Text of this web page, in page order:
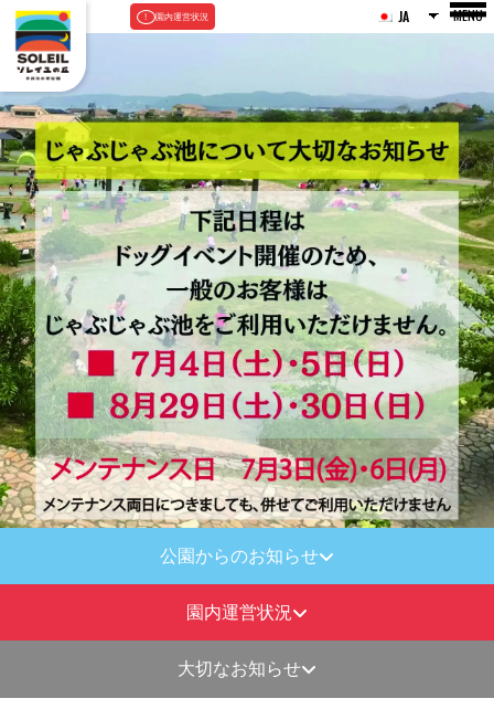
園内運営状況 JA MENU
公園からのお知らせ
2026.07.23 14:00
今年も約10万本のヒマワリがまもなく見頃へ。
園内運営状況
じゃぶじゃぶ池について大切なお知らせ
大切なお知らせ